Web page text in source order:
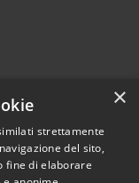
×
strettamente
del sito,
fine di elaborare